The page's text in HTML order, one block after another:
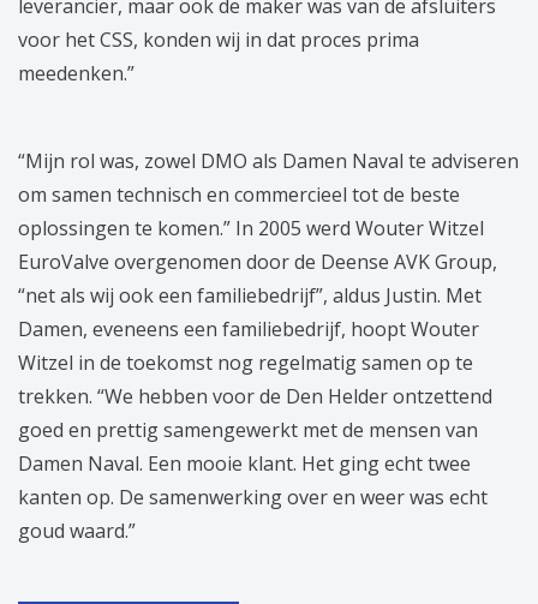
leverancier, maar ook de maker was van de afsluiters
voor het CSS, konden wij in dat proces prima
meedenken.”
“Mijn rol was, zowel DMO als Damen Naval te adviseren
om samen technisch en commercieel tot de beste
oplossingen te komen.” In 2005 werd Wouter Witzel
EuroValve overgenomen door de Deense AVK Group,
“net als wij ook een familiebedrijf”, aldus Justin. Met
Damen, eveneens een familiebedrijf, hoopt Wouter
Witzel in de toekomst nog regelmatig samen op te
trekken. “We hebben voor de Den Helder ontzettend
goed en prettig samengewerkt met de mensen van
Damen Naval. Een mooie klant. Het ging echt twee
kanten op. De samenwerking over en weer was echt
goud waard.”